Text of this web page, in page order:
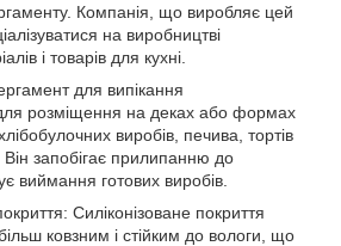
Компанія, що виробляє цей
на виробництві
і товарів для кухні.
для випікання
розміщення на деках або формах
виробів, печива, тортів
Він запобігає прилипанню до
виймання готових виробів.
Силіконізоване покриття
ковзним і стійким до вологи, що